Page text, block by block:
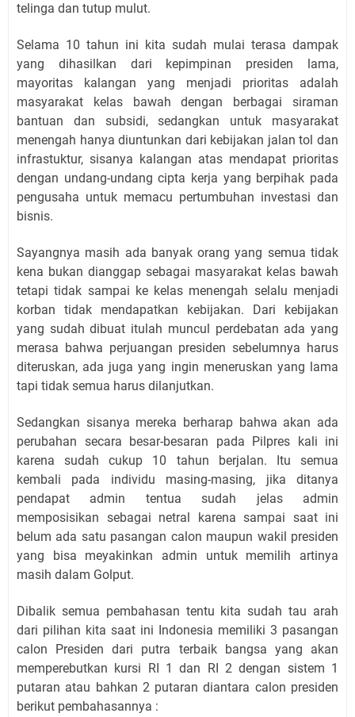
telinga dan tutup mulut.
Selama 10 tahun ini kita sudah mulai terasa dampak
yang dihasilkan dari kepimpinan presiden lama,
mayoritas kalangan yang menjadi prioritas adalah
masyarakat kelas bawah dengan berbagai siraman
bantuan dan subsidi, sedangkan untuk masyarakat
menengah hanya diuntunkan dari kebijakan jalan tol dan
infrastuktur, sisanya kalangan atas mendapat prioritas
dengan undang-undang cipta kerja yang berpihak pada
pengusaha untuk memacu pertumbuhan investasi dan
bisnis.
Sayangnya masih ada banyak orang yang semua tidak
kena bukan dianggap sebagai masyarakat kelas bawah
tetapi tidak sampai ke kelas menengah selalu menjadi
korban tidak mendapatkan kebijakan. Dari kebijakan
yang sudah dibuat itulah muncul perdebatan ada yang
merasa bahwa perjuangan presiden sebelumnya harus
diteruskan, ada juga yang ingin meneruskan yang lama
tapi tidak semua harus dilanjutkan.
Sedangkan sisanya mereka berharap bahwa akan ada
perubahan secara besar-besaran pada Pilpres kali ini
karena sudah cukup 10 tahun berjalan. Itu semua
kembali pada individu masing-masing, jika ditanya
pendapat admin tentua sudah jelas admin
memposisikan sebagai netral karena sampai saat ini
belum ada satu pasangan calon maupun wakil presiden
yang bisa meyakinkan admin untuk memilih artinya
masih dalam Golput.
Dibalik semua pembahasan tentu kita sudah tau arah
dari pilihan kita saat ini Indonesia memiliki 3 pasangan
calon Presiden dari putra terbaik bangsa yang akan
memperebutkan kursi RI 1 dan RI 2 dengan sistem 1
putaran atau bahkan 2 putaran diantara calon presiden
berikut pembahasannya :